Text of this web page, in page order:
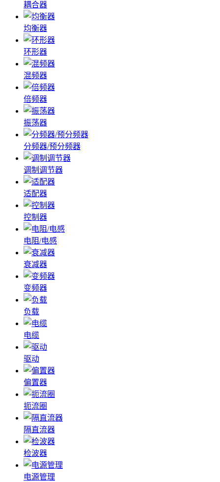
耦合器
均衡器
环形器
混频器
倍频器
振荡器
分频器/预分频器
调制调节器
适配器
控制器
电阻/电感
衰减器
变频器
负载
电缆
驱动
偏置器
扼流圈
隔直流器
检波器
电源管理